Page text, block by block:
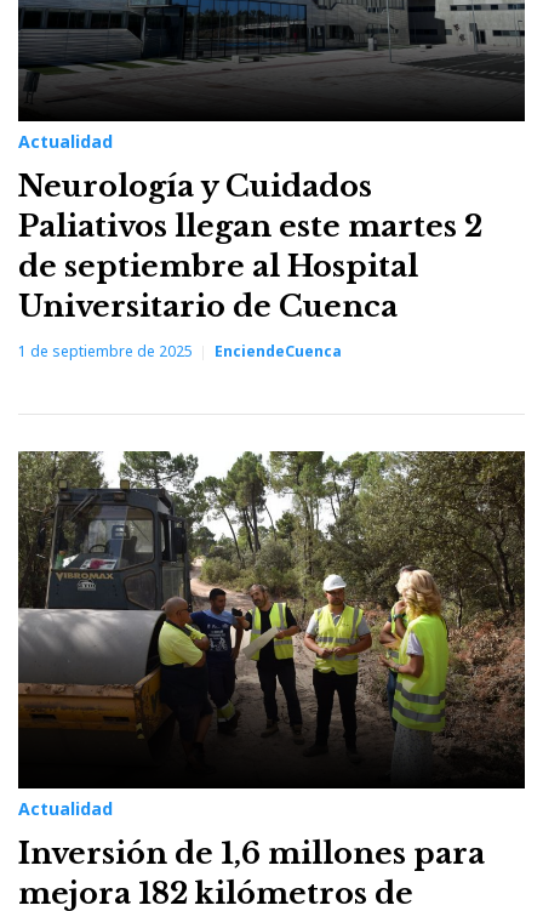
Actualidad
Neurología y Cuidados
Paliativos llegan este martes 2
de septiembre al Hospital
Universitario de Cuenca
1 de septiembre de 2025 EnciendeCuenca
Actualidad
Inversión de 1,6 millones para
mejora 182 kilómetros de